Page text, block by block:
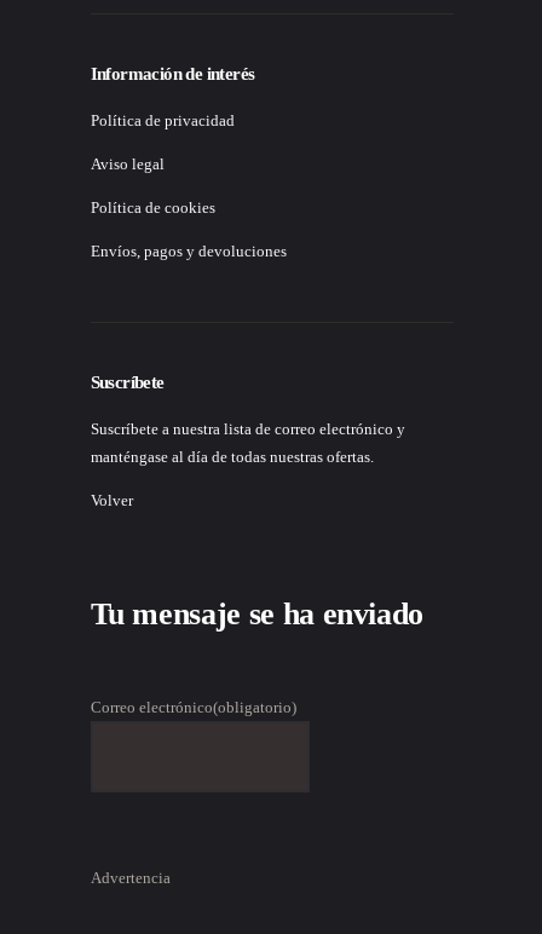
Información de interés
Política de privacidad
Aviso legal
Política de cookies
Envíos, pagos y devoluciones
Suscríbete
Suscríbete a nuestra lista de correo electrónico y
manténgase al día de todas nuestras ofertas.
Volver
Tu mensaje se ha enviado
Correo electrónico(obligatorio)
Advertencia